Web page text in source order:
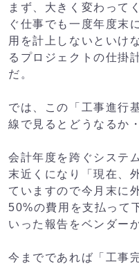
まず、大きく変わって
ぐ仕事でも一度年度末
用を計上しないといけ
るプロジェクトの仕掛
だ。
では、この「工事進行
線で見るとどうなるか
会計年度を跨ぐシステ
末近くになり「現在、
ていますので今月末に
50%の費用を支払って
いった報告をベンダー
今までであれば「工事